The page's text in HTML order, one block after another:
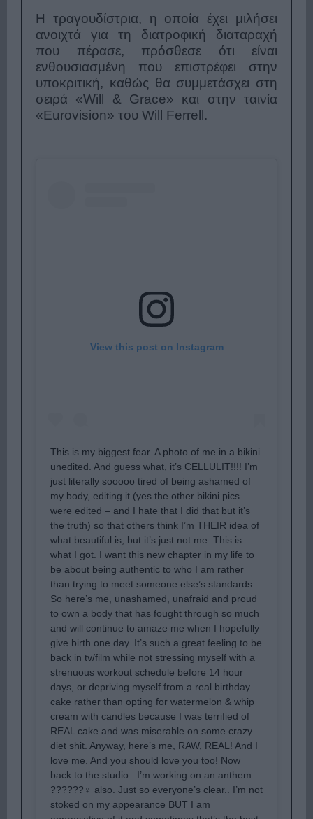
Η τραγουδίστρια, η οποία έχει μιλήσει
ανοιχτά για τη διατροφική διαταραχή
που πέρασε, πρόσθεσε ότι είναι
ενθουσιασμένη που επιστρέφει στην
υποκριτική, καθώς θα συμμετάσχει στη
σειρά «Will & Grace» και στην ταινία
«Eurovision» του Will Ferrell.
View this post on Instagram
This is my biggest fear. A photo of me in a bikini
unedited. And guess what, it’s CELLULIT!!!! I’m
just literally sooooo tired of being ashamed of
my body, editing it (yes the other bikini pics
were edited – and I hate that I did that but it’s
the truth) so that others think I’m THEIR idea of
what beautiful is, but it’s just not me. This is
what I got. I want this new chapter in my life to
be about being authentic to who I am rather
than trying to meet someone else’s standards.
So here’s me, unashamed, unafraid and proud
to own a body that has fought through so much
and will continue to amaze me when I hopefully
give birth one day. It’s such a great feeling to be
back in tv/film while not stressing myself with a
strenuous workout schedule before 14 hour
days, or depriving myself from a real birthday
cake rather than opting for watermelon & whip
cream with candles because I was terrified of
REAL cake and was miserable on some crazy
diet shit. Anyway, here’s me, RAW, REAL! And I
love me. And you should love you too! Now
back to the studio.. I’m working on an anthem..
??????‍♀️ also. Just so everyone’s clear.. I’m not
stoked on my appearance BUT I am